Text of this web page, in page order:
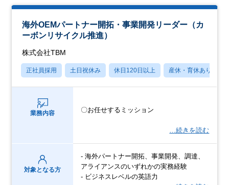
海外OEMパートナー開拓・事業開発リーダー（カ
ーボンリサイクル推進）
株式会社TBM
正社員採用 土日祝休み 休日120日以上 産休・育休あり
業務内容 〇お任せするミッション
…続きを読む
対象となる方
- 海外パートナー開拓、事業開発、調達、
アライアンスのいずれかの実務経験
- ビジネスレベルの英語力